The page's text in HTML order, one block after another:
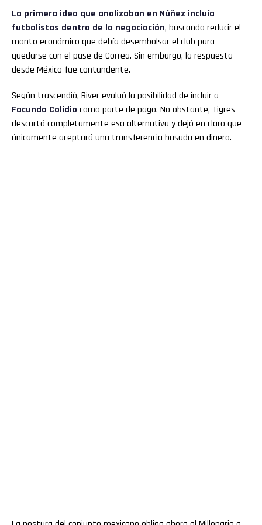
La primera idea que analizaban en Núñez incluía
futbolistas dentro de la negociación, buscando reducir el
monto económico que debía desembolsar el club para
quedarse con el pase de Correa. Sin embargo, la respuesta
desde México fue contundente.
Según trascendió, River evaluó la posibilidad de incluir a
Facundo Colidio como parte de pago. No obstante, Tigres
descartó completamente esa alternativa y dejó en claro que
únicamente aceptará una transferencia basada en dinero.